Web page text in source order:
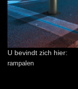
U bevindt zich hier:
rampalen